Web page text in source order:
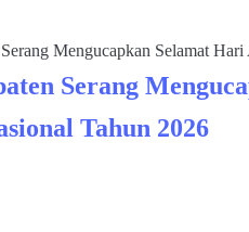
Serang
Tahun 2026